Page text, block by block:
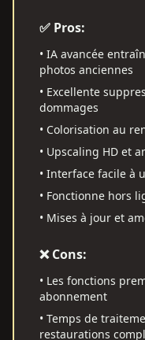
✅ Pros:
• IA avancée
photos anciennes
• Excellente
dommages
• Colorisation au
• Upscaling HD et
• Interface facile à
• Fonctionne hors
• Mises à jour et
❌ Cons:
• Les fonctions
abonnement
• Temps de
restaurations